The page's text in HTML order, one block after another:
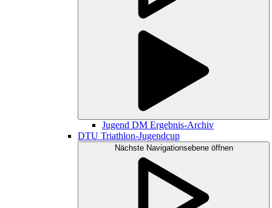
Jugend DM Ergebnis-Archiv
DTU Triathlon-Jugendcup
Nächste Navigationsebene öffnen